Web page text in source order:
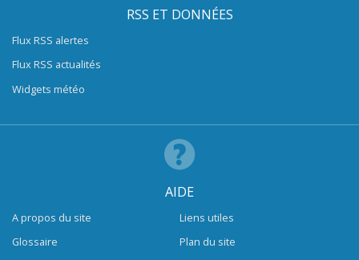
RSS ET DONNÉES
Flux RSS alertes
Flux RSS actualités
Widgets météo
AIDE
A propos du site
Glossaire
Liens utiles
Plan du site